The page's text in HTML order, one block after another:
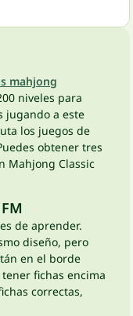
mahjong
niveles para
jugando a este
los juegos de
obtener tres
Mahjong Classic
de aprender.
diseño, pero
en el borde
fichas encima
correctas,